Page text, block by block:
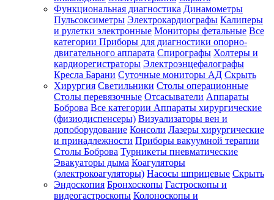
Функциональная диагностика Динамометры
Пульсоксиметры Электрокардиографы Калиперы
и рулетки электронные Мониторы фетальные Все
категории Приборы для диагностики опорно-
двигательного аппарата Спирографы Холтеры и
кардиорегистраторы Электроэнцефалографы
Кресла Барани Суточные мониторы АД Скрыть
Хирургия Светильники Столы операционные
Столы перевязочные Отсасыватели Аппараты
Боброва Все категории Аппараты хирургические
(физиодиспенсеры) Визуализаторы вен и
допоборудование Консоли Лазеры хирургические
и принадлежности Приборы вакуумной терапии
Столы Боброва Турникеты пневматические
Эвакуаторы дыма Коагуляторы
(электрокоагуляторы) Насосы шприцевые Скрыть
Эндоскопия Бронхоскопы Гастроскопы и
видеогастроскопы Колоноскопы и